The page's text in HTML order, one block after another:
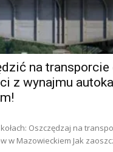
na transporcie
z wynajmu
Oszczędzaj na
w Mazowieckiem Jak